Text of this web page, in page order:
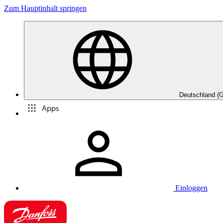
Zum Hauptinhalt springen
Deutschland
Apps
Einloggen